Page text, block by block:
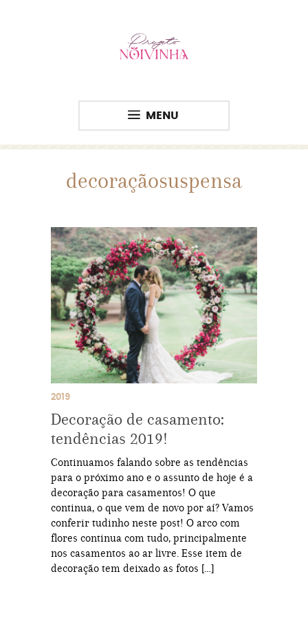
MENU
decoraçãosuspensa
2019
Decoração de casamento:
tendências 2019!
Continuamos falando sobre as tendências
para o próximo ano e o assunto de hoje é a
decoração para casamentos! O que
continua, o que vem de novo por aí? Vamos
conferir tudinho neste post! O arco com
flores continua com tudo, principalmente
nos casamentos ao ar livre. Esse item de
decoração tem deixado as fotos […]